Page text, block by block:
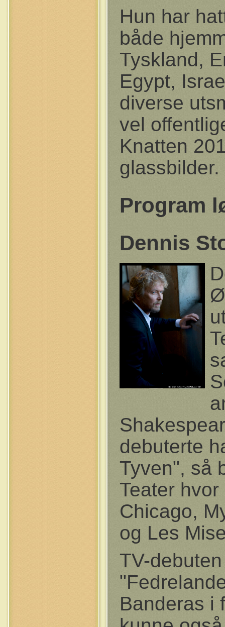
Hun har
både
Tyskland,
Egypt,
diverse
vel
Knatten
glassbilder.
Program
Dennis
debuterte
Tyven", så
Teater
Chicago,
og Les
TV-
Banderas i